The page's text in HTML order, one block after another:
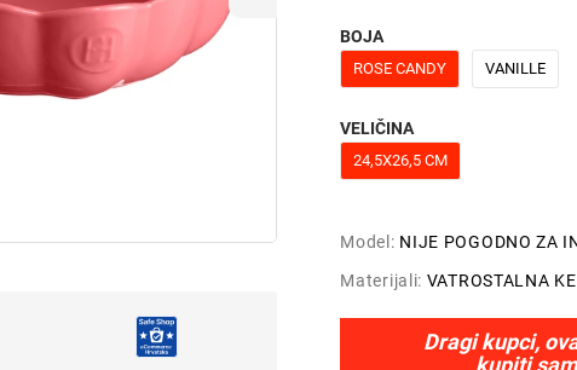
BOJA
ROSE CANDY VANILLE
VELIČINA
24,5X26,5 CM
Model: NIJE POGODNO ZA
Materijali: VATROSTALNA
Dragi kupci,
kupiti